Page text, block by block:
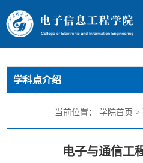
学科点介绍
当前位置： 学院首页 >
电子与通信工